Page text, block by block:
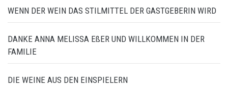
WENN DER WEIN DAS STILMITTEL DER GASTGEBERIN WIRD
DANKE ANNA MELISSA EßER UND WILLKOMMEN IN DER
FAMILIE
DIE WEINE AUS DEN EINSPIELERN